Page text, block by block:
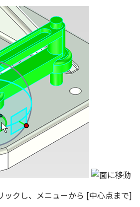
ックし、メニューから [中心点まで]